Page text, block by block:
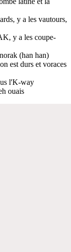
y a les vautours,
y a les coupe-
(han han)
est durs et voraces
l'K-way
ouais